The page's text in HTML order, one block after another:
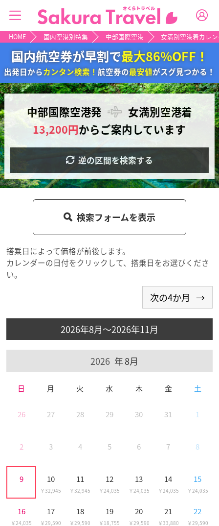
HOME 国内空港別特集 中部国際空港 女満別空港着カレ
国内航空券が早割で最大86%OFF！
出発日からカンタン検索！航空券の最安値がスグ見つかる！
検索フォームを表示
中部国際空港発 女満別空港着
13,200円からご案内しています
逆の区間を検索する
搭乗日によって価格が前後します。
カレンダーの日付をクリックして、搭乗日をお選びくださ
い。
2026年8月～2026年11月
8月
日 月 火 水 木 金 土
26 27 28 29 30 31 1
2 3 4 5 6 7 8
9 10
32,945
11
32,945
12
24,035
13
24,035
14
24,035
15
24,035
16
24,035
17
29,590
18
29,590
19
18,755
20
29,590
21
33,880
22
29,590